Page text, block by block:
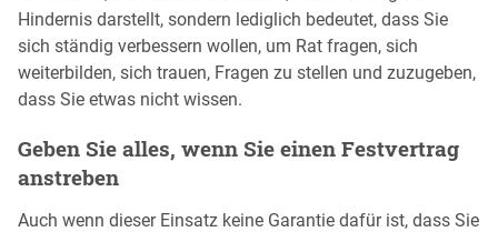
Hindernis darstellt, sondern lediglich bedeutet, dass Sie
sich ständig verbessern wollen, um Rat fragen, sich
weiterbilden, sich trauen, Fragen zu stellen und zuzugeben,
dass Sie etwas nicht wissen.
Geben Sie alles, wenn Sie einen Festvertrag
anstreben
Auch wenn dieser Einsatz keine Garantie dafür ist, dass Sie